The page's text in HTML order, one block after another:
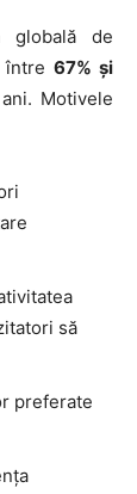
globală de
între 67% și
Motivele
să
preferate